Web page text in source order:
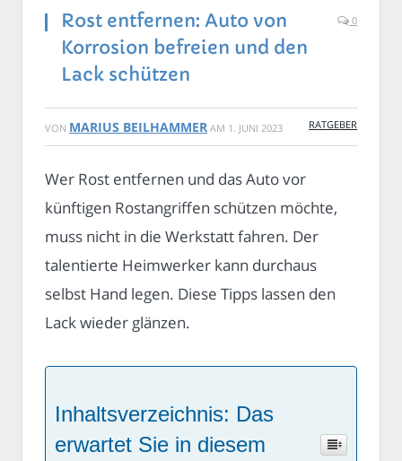
Rost entfernen: Auto von
Korrosion befreien und den
Lack schützen
0
VON MARIUS BEILHAMMER AM 1. JUNI 2023 RATGEBER
Wer Rost entfernen und das Auto vor
künftigen Rostangriffen schützen möchte,
muss nicht in die Werkstatt fahren. Der
talentierte Heimwerker kann durchaus
selbst Hand legen. Diese Tipps lassen den
Lack wieder glänzen.
Inhaltsverzeichnis: Das
erwartet Sie in diesem